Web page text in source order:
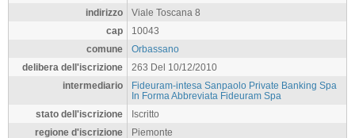
indirizzo
Viale Toscana 8
cap
10043
comune
Orbassano
delibera dell'iscrizione
263 Del 10/12/2010
intermediario
Fideuram-intesa Sanpaolo Private Banking Spa
In Forma Abbreviata Fideuram Spa
stato dell'iscrizione
Iscritto
regione d'iscrizione
Piemonte